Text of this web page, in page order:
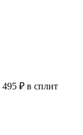
495 ₽ в сплит